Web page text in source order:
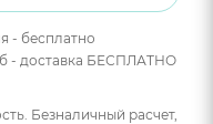
- бесплатно
- доставка БЕСПЛАТНО
Безналичный расчет,